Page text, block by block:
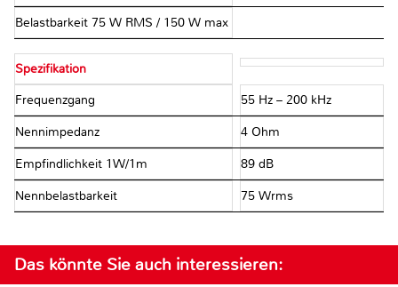
Belastbarkeit 75 W RMS / 150 W max
Spezifikation
Frequenzgang 55 Hz – 200 kHz
Nennimpedanz 4 Ohm
Empfindlichkeit 1W/1m 89 dB
Nennbelastbarkeit 75 Wrms
Das könnte Sie auch interessieren: